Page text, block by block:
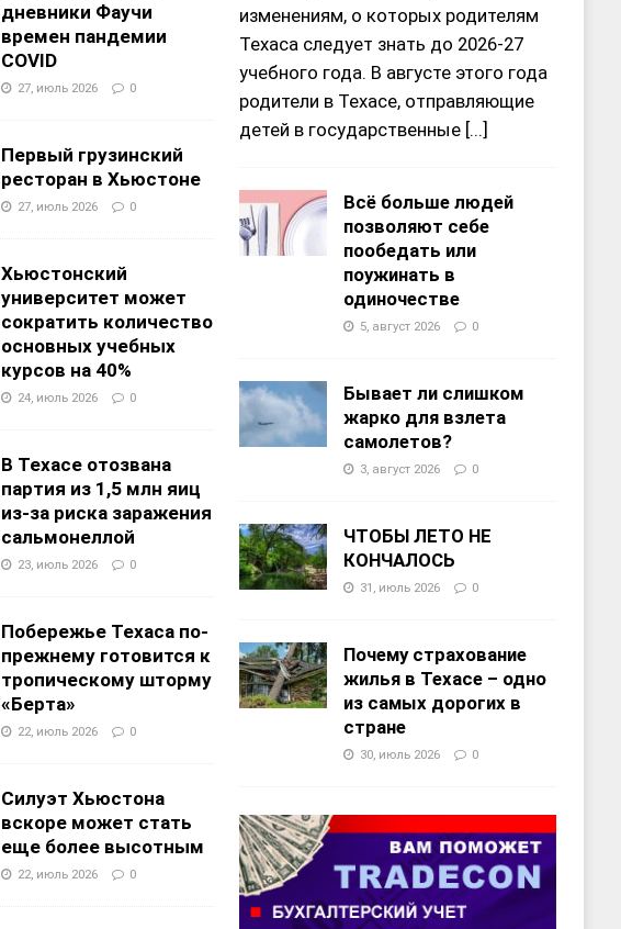
дневники Фаучи
времен пандемии
COVID
27, июль 2026 0
Первый грузинский
ресторан в Хьюстоне
27, июль 2026 0
Хьюстонский
университет может
сократить количество
основных учебных
курсов на 40%
24, июль 2026 0
В Техасе отозвана
партия из 1,5 млн яиц
из-за риска заражения
сальмонеллой
23, июль 2026 0
Побережье Техаса по-
прежнему готовится к
тропическому шторму
«Берта»
22, июль 2026 0
Силуэт Хьюстона
вскоре может стать
еще более высотным
22, июль 2026 0
изменениям, о которых родителям
Техаса следует знать до 2026-27
учебного года. В августе этого года
родители в Техасе, отправляющие
детей в государственные [...]
Всё больше людей
позволяют себе
пообедать или
поужинать в
одиночестве
5, август 2026 0
Бывает ли слишком
жарко для взлета
самолетов?
3, август 2026 0
ЧТОБЫ ЛЕТО НЕ
КОНЧАЛОСЬ
31, июль 2026 0
Почему страхование
жилья в Техасе – одно
из самых дорогих в
стране
30, июль 2026 0